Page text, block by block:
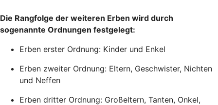
Die Rangfolge der weiteren Erben wird durch
sogenannte Ordnungen festgelegt:
Erben erster Ordnung: Kinder und Enkel
Erben zweiter Ordnung: Eltern, Geschwister, Nichten
und Neffen
Erben dritter Ordnung: Großeltern, Tanten, Onkel,